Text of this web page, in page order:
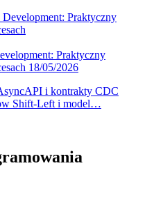
Praktyczny
18/05/2026
i kontrakty CDC
Shift-Left i model…